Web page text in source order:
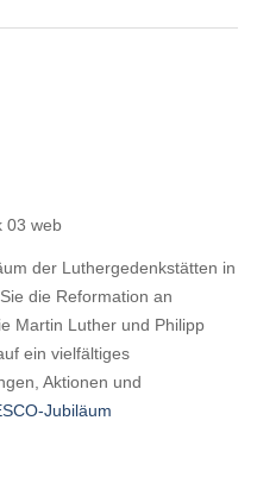
der Luthergedenkstätten in
die Reformation an
Martin Luther und Philipp
ein vielfältiges
Aktionen und
Jubiläum